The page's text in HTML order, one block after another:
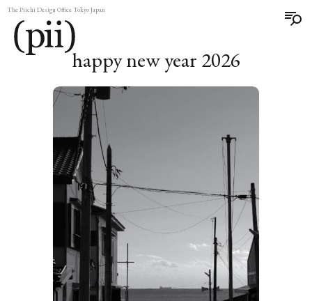
The Piichi Design Office Tokyo Japan
happy new year 2026